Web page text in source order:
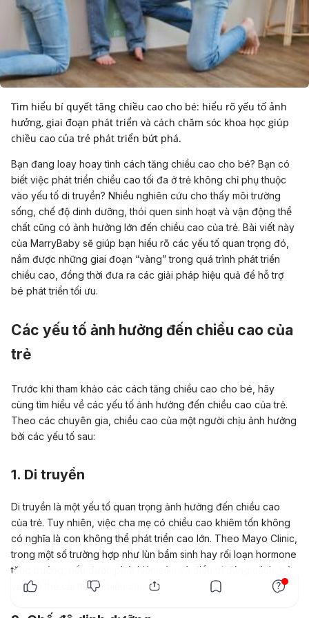
Tìm hiểu bí quyết tăng chiều cao cho bé: hiểu rõ yếu tố ảnh
hưởng, giai đoạn phát triển và cách chăm sóc khoa học giúp
chiều cao của trẻ phát triển bứt phá.
Bạn đang loay hoay tình cách tăng chiều cao cho bé? Bạn có
biết việc phát triển chiều cao tối đa ở trẻ không chỉ phụ thuộc
vào yếu tố di truyền? Nhiều nghiên cứu cho thấy môi trường
sống, chế độ dinh dưỡng, thói quen sinh hoạt và vận động thể
chất cũng có ảnh hưởng lớn đến chiều cao của trẻ. Bài viết này
của MarryBaby sẽ giúp bạn hiểu rõ các yếu tố quan trọng đó,
nắm được những giai đoạn “vàng” trong quá trình phát triển
chiều cao, đồng thời đưa ra các giải pháp hiệu quả để hỗ trợ
bé phát triển tối ưu.
Các yếu tố ảnh hưởng đến chiều cao của
trẻ
Trước khi tham khảo các cách tăng chiều cao cho bé, hãy
cùng tìm hiểu về các yếu tố ảnh hưởng đến chiều cao của trẻ.
Theo các chuyên gia, chiều cao của một người chịu ảnh hưởng
bởi các yếu tố sau:
1. Di truyền
Di truyền là một yếu tố quan trọng ảnh hưởng đến chiều cao
của trẻ. Tuy nhiên, việc cha mẹ có chiều cao khiêm tốn không
có nghĩa là con không thể phát triển cao lớn. Theo Mayo Clinic,
trong một số trường hợp như lùn bẩm sinh hay rối loạn hormone
tăng trưởng, nếu được phát hiện sớm và điều trị đúng cách, trẻ
vẫn có thể cải thiện chiều cao.